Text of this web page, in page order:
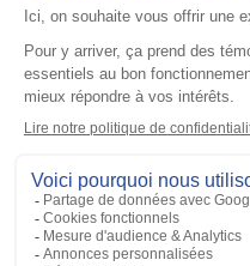
Ajouter à la liste